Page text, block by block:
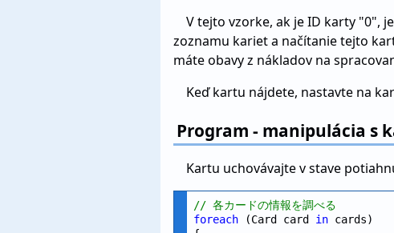
V tejto vzorke, ak je ID karty "0",
zoznamu kariet a načítanie tejto
máte obavy z nákladov na
Keď kartu nájdete, nastavte na
Program - manipulácia s
Kartu uchovávajte v stave
// 各カードの情報を調べる
foreach (Card card in cards)